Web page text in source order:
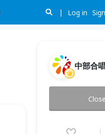
Log in
中部合
2026.07.17 (Fri)